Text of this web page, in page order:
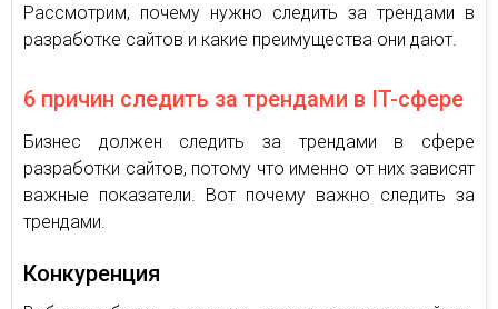
Рассмотрим, почему нужно следить за трендами в
разработке сайтов и какие преимущества они дают.
6 причин следить за трендами в IT-сфере
Бизнес должен следить за трендами в сфере
разработки сайтов, потому что именно от них зависят
важные показатели. Вот почему важно следить за
трендами.
Конкуренция